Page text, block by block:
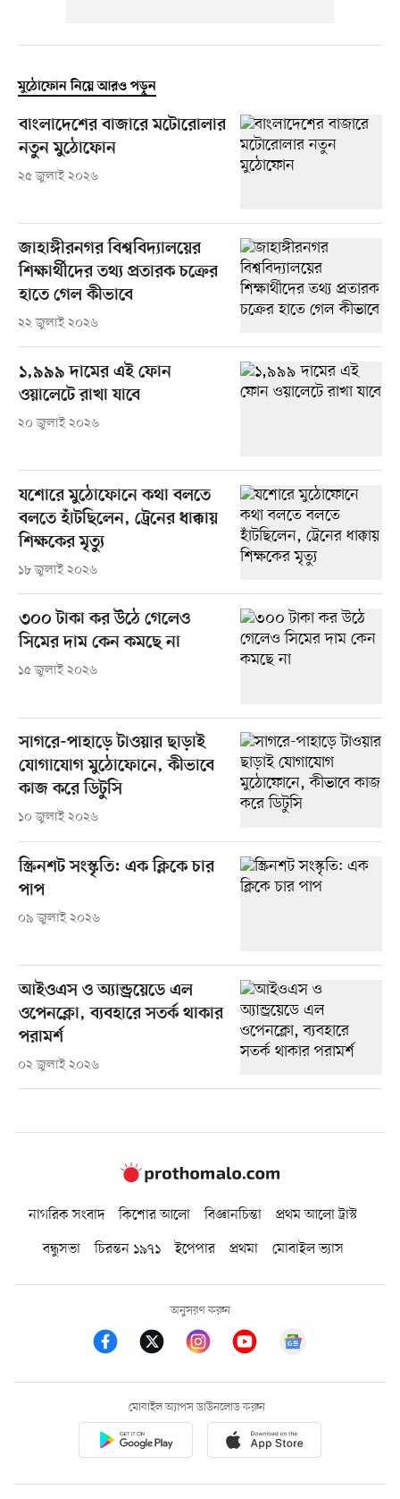
মুঠোফোন নিয়ে আরও পড়ুন
বাংলাদেশের বাজারে মটোরোলার
নতুন মুঠোফোন
২৫ জুলাই ২০২৬
জাহাঙ্গীরনগর বিশ্ববিদ্যালয়ের
শিক্ষার্থীদের তথ্য প্রতারক চক্রের
হাতে গেল কীভাবে
২২ জুলাই ২০২৬
১,৯৯৯ দামের এই ফোন
ওয়ালেটে রাখা যাবে
২০ জুলাই ২০২৬
যশোরে মুঠোফোনে কথা বলতে
বলতে হাঁটছিলেন, ট্রেনের ধাক্কায়
শিক্ষকের মৃত্যু
১৮ জুলাই ২০২৬
৩০০ টাকা কর উঠে গেলেও
সিমের দাম কেন কমছে না
১৫ জুলাই ২০২৬
সাগরে-পাহাড়ে টাওয়ার ছাড়াই
যোগাযোগ মুঠোফোনে, কীভাবে
কাজ করে ডিটুসি
১০ জুলাই ২০২৬
স্ক্রিনশট সংস্কৃতি: এক ক্লিকে চার
পাপ
০৯ জুলাই ২০২৬
আইওএস ও অ্যান্ড্রয়েডে এল
ওপেনক্লো, ব্যবহারে সতর্ক থাকার
পরামর্শ
০২ জুলাই ২০২৬
নাগরিক সংবাদ কিশোর আলো বিজ্ঞানচিন্তা
প্রথম আলো ট্রাস্ট
বন্ধুসভা
চিরন্তন ১৯৭১ ইপেপার প্রথমা মোবাইল ভ্যাস
অনুসরণ করুন
মোবাইল অ্যাপস ডাউনলোড করুন